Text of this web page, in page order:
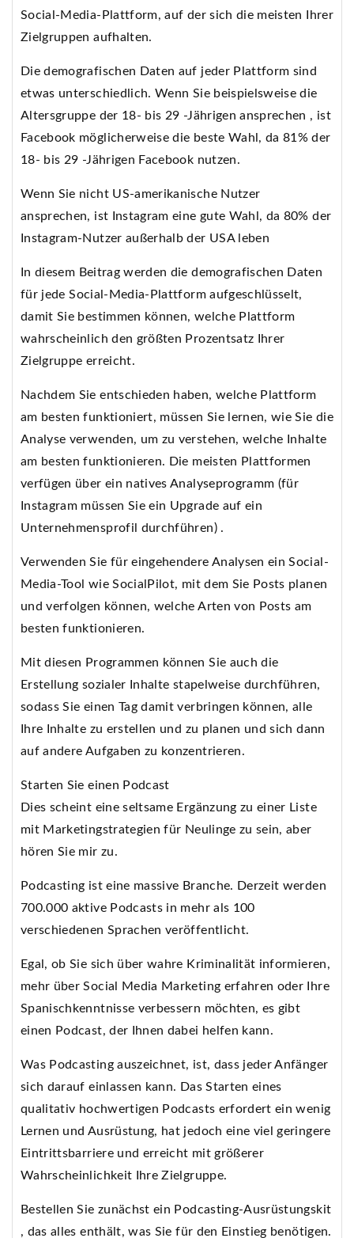
Social-Media-Plattform, auf der sich die meisten Ihrer
Zielgruppen aufhalten.
Die demografischen Daten auf jeder Plattform sind
etwas unterschiedlich. Wenn Sie beispielsweise die
Altersgruppe der 18- bis 29 -Jährigen ansprechen , ist
Facebook möglicherweise die beste Wahl, da 81% der
18- bis 29 -Jährigen Facebook nutzen.
Wenn Sie nicht US-amerikanische Nutzer
ansprechen, ist Instagram eine gute Wahl, da 80% der
Instagram-Nutzer außerhalb der USA leben
In diesem Beitrag werden die demografischen Daten
für jede Social-Media-Plattform aufgeschlüsselt,
damit Sie bestimmen können, welche Plattform
wahrscheinlich den größten Prozentsatz Ihrer
Zielgruppe erreicht.
Nachdem Sie entschieden haben, welche Plattform
am besten funktioniert, müssen Sie lernen, wie Sie die
Analyse verwenden, um zu verstehen, welche Inhalte
am besten funktionieren. Die meisten Plattformen
verfügen über ein natives Analyseprogramm (für
Instagram müssen Sie ein Upgrade auf ein
Unternehmensprofil durchführen) .
Verwenden Sie für eingehendere Analysen ein Social-
Media-Tool wie SocialPilot, mit dem Sie Posts planen
und verfolgen können, welche Arten von Posts am
besten funktionieren.
Mit diesen Programmen können Sie auch die
Erstellung sozialer Inhalte stapelweise durchführen,
sodass Sie einen Tag damit verbringen können, alle
Ihre Inhalte zu erstellen und zu planen und sich dann
auf andere Aufgaben zu konzentrieren.
Starten Sie einen Podcast
Dies scheint eine seltsame Ergänzung zu einer Liste
mit Marketingstrategien für Neulinge zu sein, aber
hören Sie mir zu.
Podcasting ist eine massive Branche. Derzeit werden
700.000 aktive Podcasts in mehr als 100
verschiedenen Sprachen veröffentlicht.
Egal, ob Sie sich über wahre Kriminalität informieren,
mehr über Social Media Marketing erfahren oder Ihre
Spanischkenntnisse verbessern möchten, es gibt
einen Podcast, der Ihnen dabei helfen kann.
Was Podcasting auszeichnet, ist, dass jeder Anfänger
sich darauf einlassen kann. Das Starten eines
qualitativ hochwertigen Podcasts erfordert ein wenig
Lernen und Ausrüstung, hat jedoch eine viel geringere
Eintrittsbarriere und erreicht mit größerer
Wahrscheinlichkeit Ihre Zielgruppe.
Bestellen Sie zunächst ein Podcasting-Ausrüstungskit
, das alles enthält, was Sie für den Einstieg benötigen.